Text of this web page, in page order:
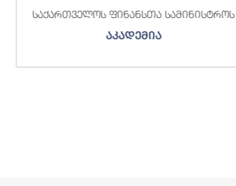
საქართველოს ფინანსთა სამინისტროს
აკადემია